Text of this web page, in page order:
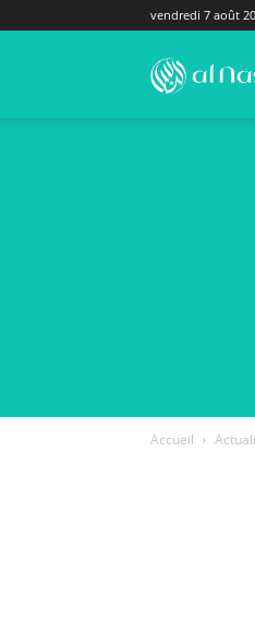
vendredi 7 août
Accueil